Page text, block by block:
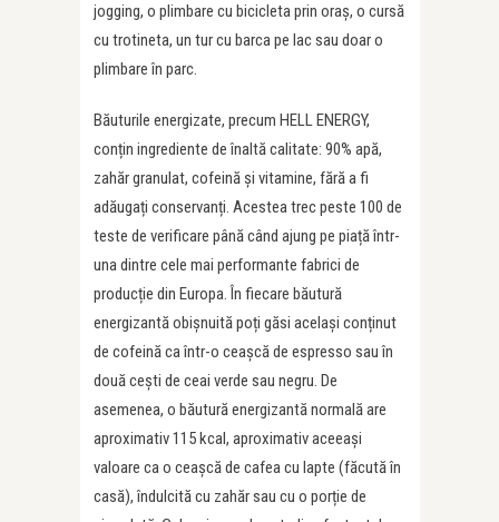
jogging, o plimbare cu bicicleta prin oraș, o cursă
cu trotineta, un tur cu barca pe lac sau doar o
plimbare în parc.
Băuturile energizate, precum HELL ENERGY,
conțin ingrediente de înaltă calitate: 90% apă,
zahăr granulat, cofeină și vitamine, fără a fi
adăugați conservanți. Acestea trec peste 100 de
teste de verificare până când ajung pe piață într-
una dintre cele mai performante fabrici de
producție din Europa. În fiecare băutură
energizantă obișnuită poți găsi același conținut
de cofeină ca într-o ceașcă de espresso sau în
două cești de ceai verde sau negru. De
asemenea, o băutură energizantă normală are
aproximativ 115 kcal, aproximativ aceeași
valoare ca o ceașcă de cafea cu lapte (făcută în
casă), îndulcită cu zahăr sau cu o porție de